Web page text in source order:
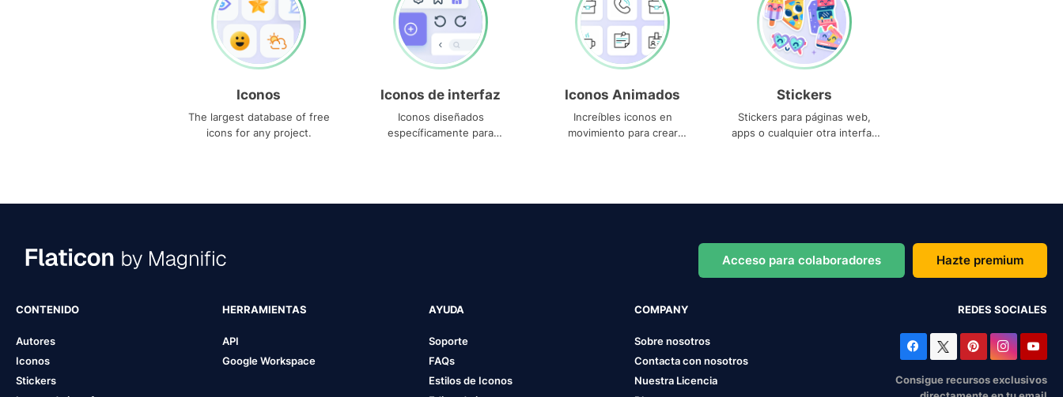
Iconos
The largest database of free
icons for any project.
Iconos de interfaz
Iconos diseñados
específicamente para
Iconos Animados
Increíbles iconos en
movimiento para crear
Stickers
Stickers para páginas web,
apps o cualquier otra interfaz
Acceso para colaboradores Hazte premium
CONTENIDO
Autores
Iconos
Stickers
HERRAMIENTAS
API
Google Workspace
AYUDA
Soporte
FAQs
Estilos de Iconos
COMPANY
Sobre nosotros
Contacta con nosotros
Nuestra Licencia
REDES SOCIALES
Consigue recursos exclusivos